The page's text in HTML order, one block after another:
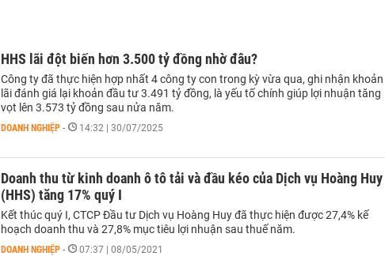
HHS lãi đột biến hơn 3.500 tỷ đồng nhờ đâu?
Công ty đã thực hiện hợp nhất 4 công ty con trong kỳ vừa qua, ghi nhận khoản
lãi đánh giá lại khoản đầu tư 3.491 tỷ đồng, là yếu tố chính giúp lợi nhuận tăng
vọt lên 3.573 tỷ đồng sau nửa năm.
DOANH NGHIỆP - 14:32 | 30/07/2025
Doanh thu từ kinh doanh ô tô tải và đầu kéo của Dịch vụ Hoàng Huy
(HHS) tăng 17% quý I
Kết thúc quý I, CTCP Đầu tư Dịch vụ Hoàng Huy đã thực hiện được 27,4% kế
hoạch doanh thu và 27,8% mục tiêu lợi nhuận sau thuế năm.
DOANH NGHIỆP - 07:37 | 08/05/2021